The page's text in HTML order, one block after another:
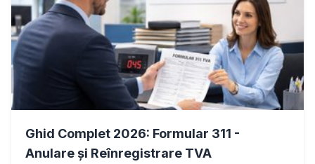
Ghid Complet 2026: Formular 311 -
Anulare și Reînregistrare TVA